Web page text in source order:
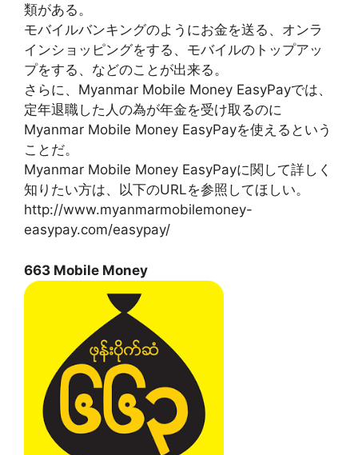
類がある。
モバイルバンキングのようにお金を送る、オンラ
インショッピングをする、モバイルのトップアッ
プをする、などのことが出来る。
さらに、Myanmar Mobile Money EasyPayでは、
定年退職した人の為が年金を受け取るのに
Myanmar Mobile Money EasyPayを使えるという
ことだ。
Myanmar Mobile Money EasyPayに関して詳しく
知りたい方は、以下のURLを参照してほしい。
http://www.myanmarmobilemoney-
easypay.com/easypay/
663 Mobile Money